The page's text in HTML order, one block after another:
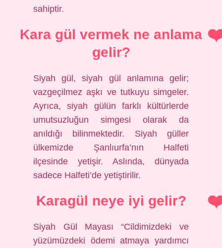
sahiptir.
Kara gül vermek ne anlama
gelir?
Siyah gül, siyah gül anlamına gelir;
vazgeçilmez aşkı ve tutkuyu simgeler.
Ayrıca, siyah gülün farklı kültürlerde
umutsuzluğun simgesi olarak da
anıldığı bilinmektedir. Siyah güller
ülkemizde Şanlıurfa’nın Halfeti
ilçesinde yetişir. Aslında, dünyada
sadece Halfeti’de yetiştirilir.
Karagül neye iyi gelir?
Siyah Gül Mayası “Cildimizdeki ve
yüzümüzdeki ödemi atmaya yardımcı